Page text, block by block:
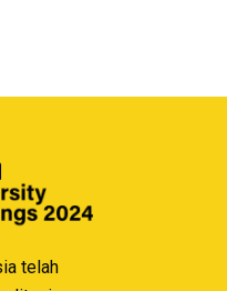
telah